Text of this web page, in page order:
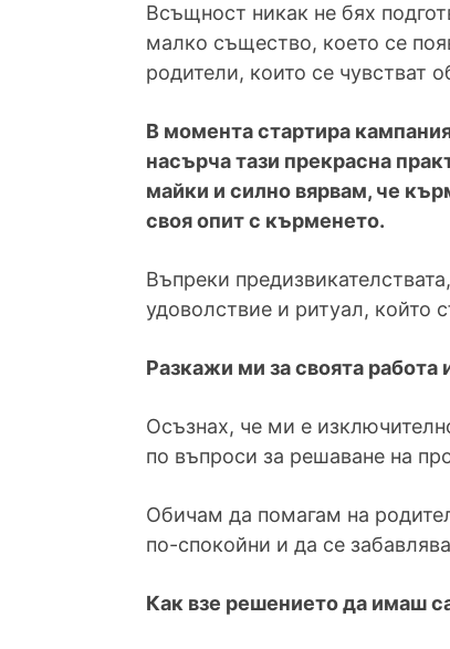
Всъщност никак не бях
малко същество, което се
родители, които се чувстват
В момента стартира
насърча тази прекрасна
майки и силно вярвам, че
своя опит с кърменето.
Въпреки
удоволствие и ритуал, който
Разкажи ми за своята работа
Осъзнах, че ми е
по въпроси за решаване на
Обичам да помагам на
по-спокойни и да се
Как взе решението да имаш